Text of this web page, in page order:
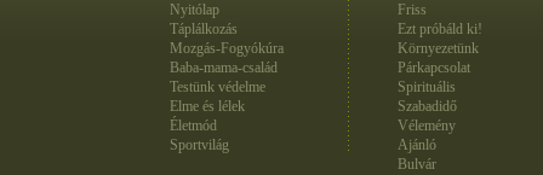
Nyitólap
Táplálkozás
Mozgás-Fogyókúra
Baba-mama-család
Testünk védelme
Elme és lélek
Életmód
Sportvilág
Friss
Ezt próbáld ki!
Környezetünk
Párkapcsolat
Spirituális
Szabadidő
Vélemény
Ajánló
Bulvár